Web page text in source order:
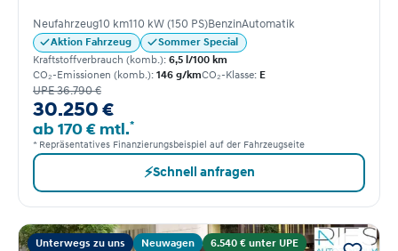
Neufahrzeug10 km110 kW (150 PS)BenzinAutomatik
Aktion Fahrzeug
Sommer Special
Kraftstoffverbrauch (komb.): 6,5 l/100 km
CO₂-Emissionen (komb.): 146 g/kmCO₂-Klasse: E
UPE 36.790 €
30.250 €
ab 170 € mtl.*
* Repräsentatives Finanzierungsbeispiel auf der Fahrzeugseite
⚡Schnell anfragen
Unterwegs zu uns Neuwagen 6.540 € unter UPE